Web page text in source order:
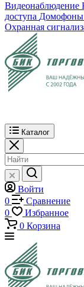
Видеонаблюдение
доступа Домофоны
Охранная
Каталог
Войти
0
Сравнение
0
Избранное
0 Корзина